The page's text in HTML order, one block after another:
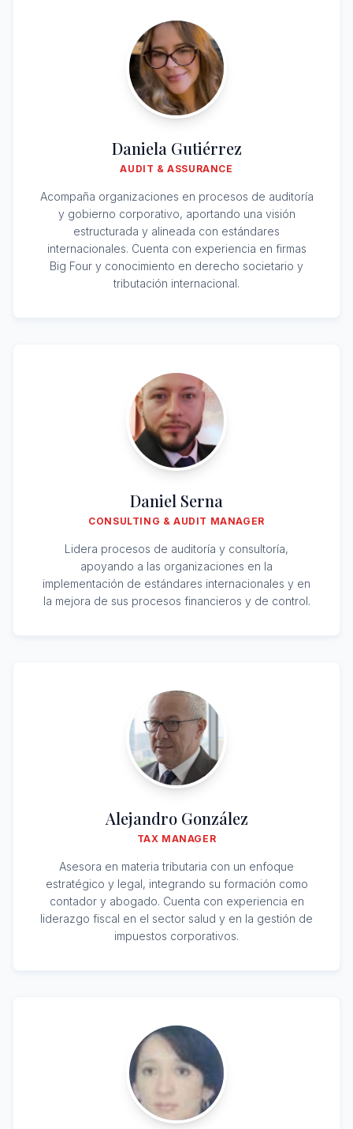
Daniela Gutiérrez
AUDIT & ASSURANCE
Acompaña organizaciones en procesos de auditoría
y gobierno corporativo, aportando una visión
estructurada y alineada con estándares
internacionales. Cuenta con experiencia en firmas
Big Four y conocimiento en derecho societario y
tributación internacional.
Daniel Serna
CONSULTING & AUDIT MANAGER
Lidera procesos de auditoría y consultoría,
apoyando a las organizaciones en la
implementación de estándares internacionales y en
la mejora de sus procesos financieros y de control.
Alejandro González
TAX MANAGER
Asesora en materia tributaria con un enfoque
estratégico y legal, integrando su formación como
contador y abogado. Cuenta con experiencia en
liderazgo fiscal en el sector salud y en la gestión de
impuestos corporativos.